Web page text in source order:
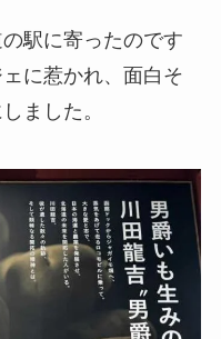
駅に寄ったのです
に惹かれ、面白そ
ました。